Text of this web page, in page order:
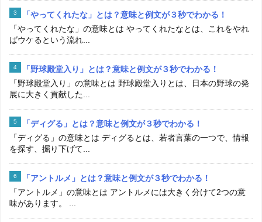
「やってくれたな」とは？意味と例文が３秒でわかる！
「やってくれたな」の意味とは やってくれたなとは、これをやれ
ばウケるという流れ...
「野球殿堂入り」とは？意味と例文が３秒でわかる！
「野球殿堂入り」の意味とは 野球殿堂入りとは、日本の野球の発
展に大きく貢献した...
「ディグる」とは？意味と例文が３秒でわかる！
「ディグる」の意味とは ディグるとは、若者言葉の一つで、情報
を探す、掘り下げて...
「アントルメ」とは？意味と例文が３秒でわかる！
「アントルメ」の意味とは アントルメには大きく分けて2つの意
味があります。 ...